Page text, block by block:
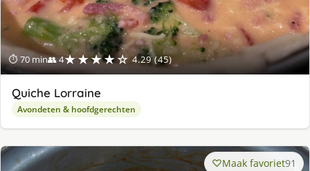
⏱ 70 min👥 4★★★★☆ 4.29 (45)
Quiche Lorraine
Avondeten & hoofdgerechten
Maak favoriet91